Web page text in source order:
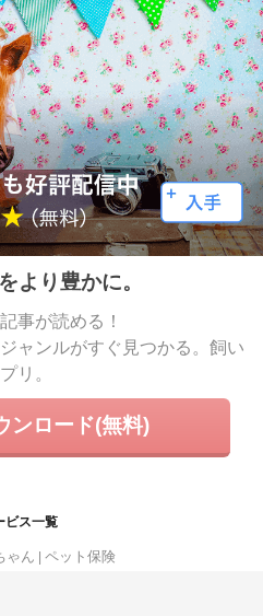
より豊かに。
事が読める！
ャンルがすぐ見つかる。飼い
リ。
ンロード(無料)
ビス一覧
ゃん ペット保険